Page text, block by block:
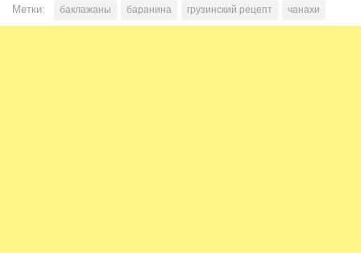
Метки: баклажаны баранина грузинский рецепт чанахи